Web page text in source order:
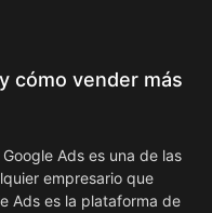
cómo vender más
Ads es una de las
empresario que
Ads es la plataforma de